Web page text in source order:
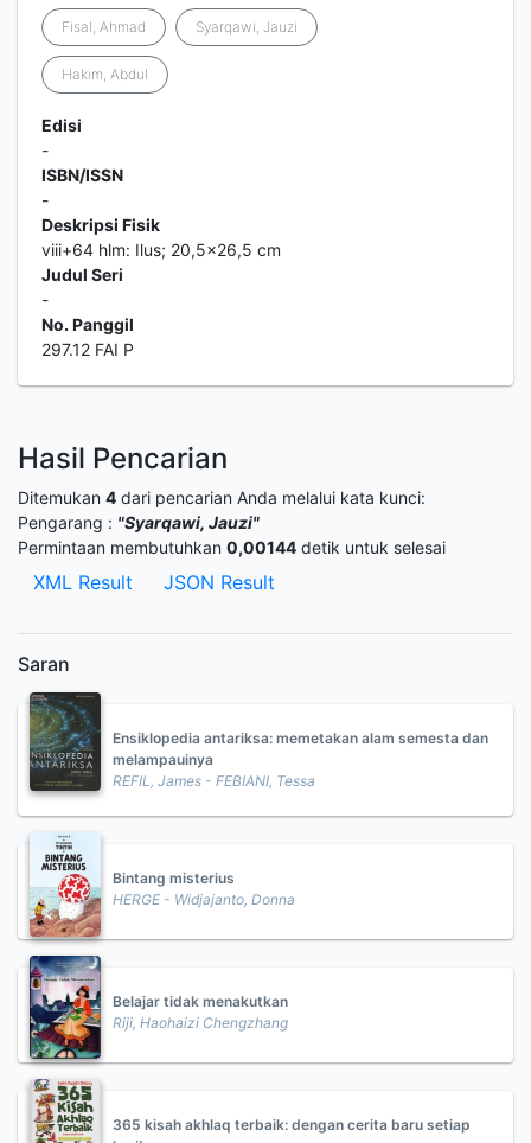
Fisal, Ahmad Syarqawi, Jauzi
Hakim, Abdul
Edisi
-
ISBN/ISSN
-
Deskripsi Fisik
viii+64 hlm: Ilus; 20,5x26,5 cm
Judul Seri
-
No. Panggil
297.12 FAI P
Hasil Pencarian
Ditemukan 4 dari pencarian Anda melalui kata kunci:
Pengarang : "Syarqawi, Jauzi"
Permintaan membutuhkan 0,00144 detik untuk selesai
XML Result JSON Result
Saran
Ensiklopedia antariksa: memetakan alam semesta dan
melampauinya
REFIL, James - FEBIANI, Tessa
Bintang misterius
HERGE - Widjajanto, Donna
Belajar tidak menakutkan
Riji, Haohaizi Chengzhang
365 kisah akhlaq terbaik: dengan cerita baru setiap